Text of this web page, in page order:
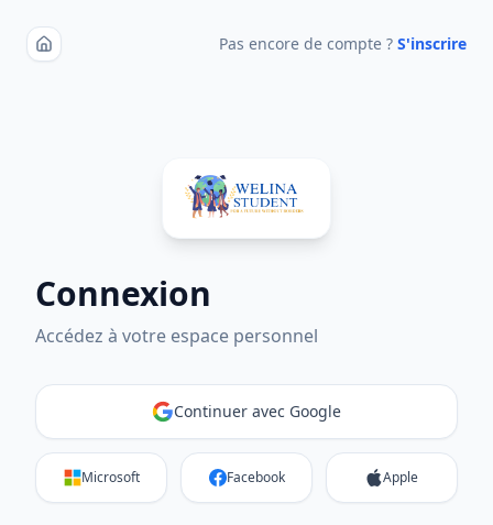
Pas encore de compte ? S'inscrire
Connexion
Accédez à votre espace personnel
Continuer avec Google
Microsoft Facebook Apple